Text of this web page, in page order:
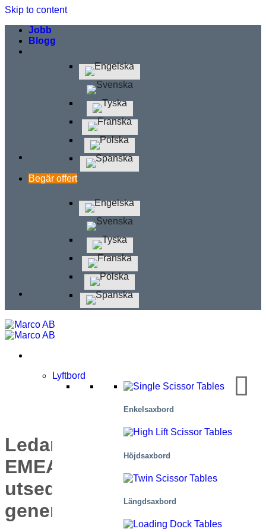
Skip to content
Jobb
Blogg
Begär offert
Lyftbord
Enkelsaxbord
Höjdsaxbord
Längdsaxbord
Ledarskapsbyte i vårt
EMEA-team: Pär Martinsson
utsedd till ny ledare och
generaldirektör